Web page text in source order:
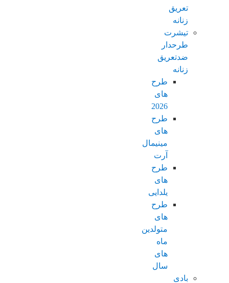
تعریق
زنانه
تیشرت
طرحدار
ضدتعریق
زنانه
طرح
های
2026
طرح
های
مینیمال
آرت
طرح
های
یلدایی
طرح
های
متولدین
ماه
های
سال
بادی